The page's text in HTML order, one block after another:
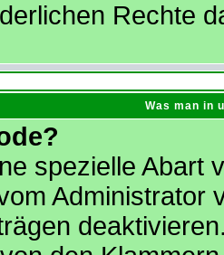
Rechte
Was man in
spezielle Abart
Administrator